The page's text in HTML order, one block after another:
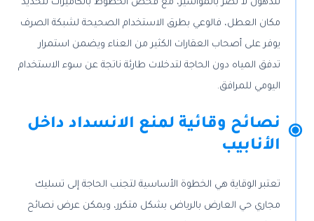
للدهون لا تضر بالمواسير، مع فحص الخطوط بالكاميرات لتحديد
مكان العطل، فالوعي بطرق الاستخدام الصحيحة لشبكة الصرف
يوفر على أصحاب العقارات الكثير من العناء ويضمن استمرار
تدفق المياه دون الحاجة لتدخلات طارئة ناتجة عن سوء الاستخدام
اليومي للمرافق.
نصائح وقائية لمنع الانسداد داخل
الأنابيب
تعتبر الوقاية هي الخطوة الأساسية لتجنب الحاجة إلى تسليك
مجاري حي العارض بالرياض بشكل متكرر، ويمكن عرض نصائح